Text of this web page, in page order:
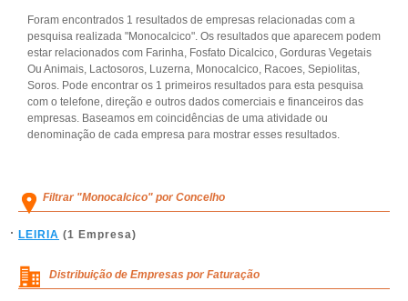
Foram encontrados 1 resultados de empresas relacionadas com a
pesquisa realizada "Monocalcico". Os resultados que aparecem podem
estar relacionados com Farinha, Fosfato Dicalcico, Gorduras Vegetais
Ou Animais, Lactosoros, Luzerna, Monocalcico, Racoes, Sepiolitas,
Soros. Pode encontrar os 1 primeiros resultados para esta pesquisa
com o telefone, direção e outros dados comerciais e financeiros das
empresas. Baseamos em coincidências de uma atividade ou
denominação de cada empresa para mostrar esses resultados.
Filtrar "Monocalcico" por Concelho
LEIRIA (1 Empresa)
Distribuição de Empresas por Faturação